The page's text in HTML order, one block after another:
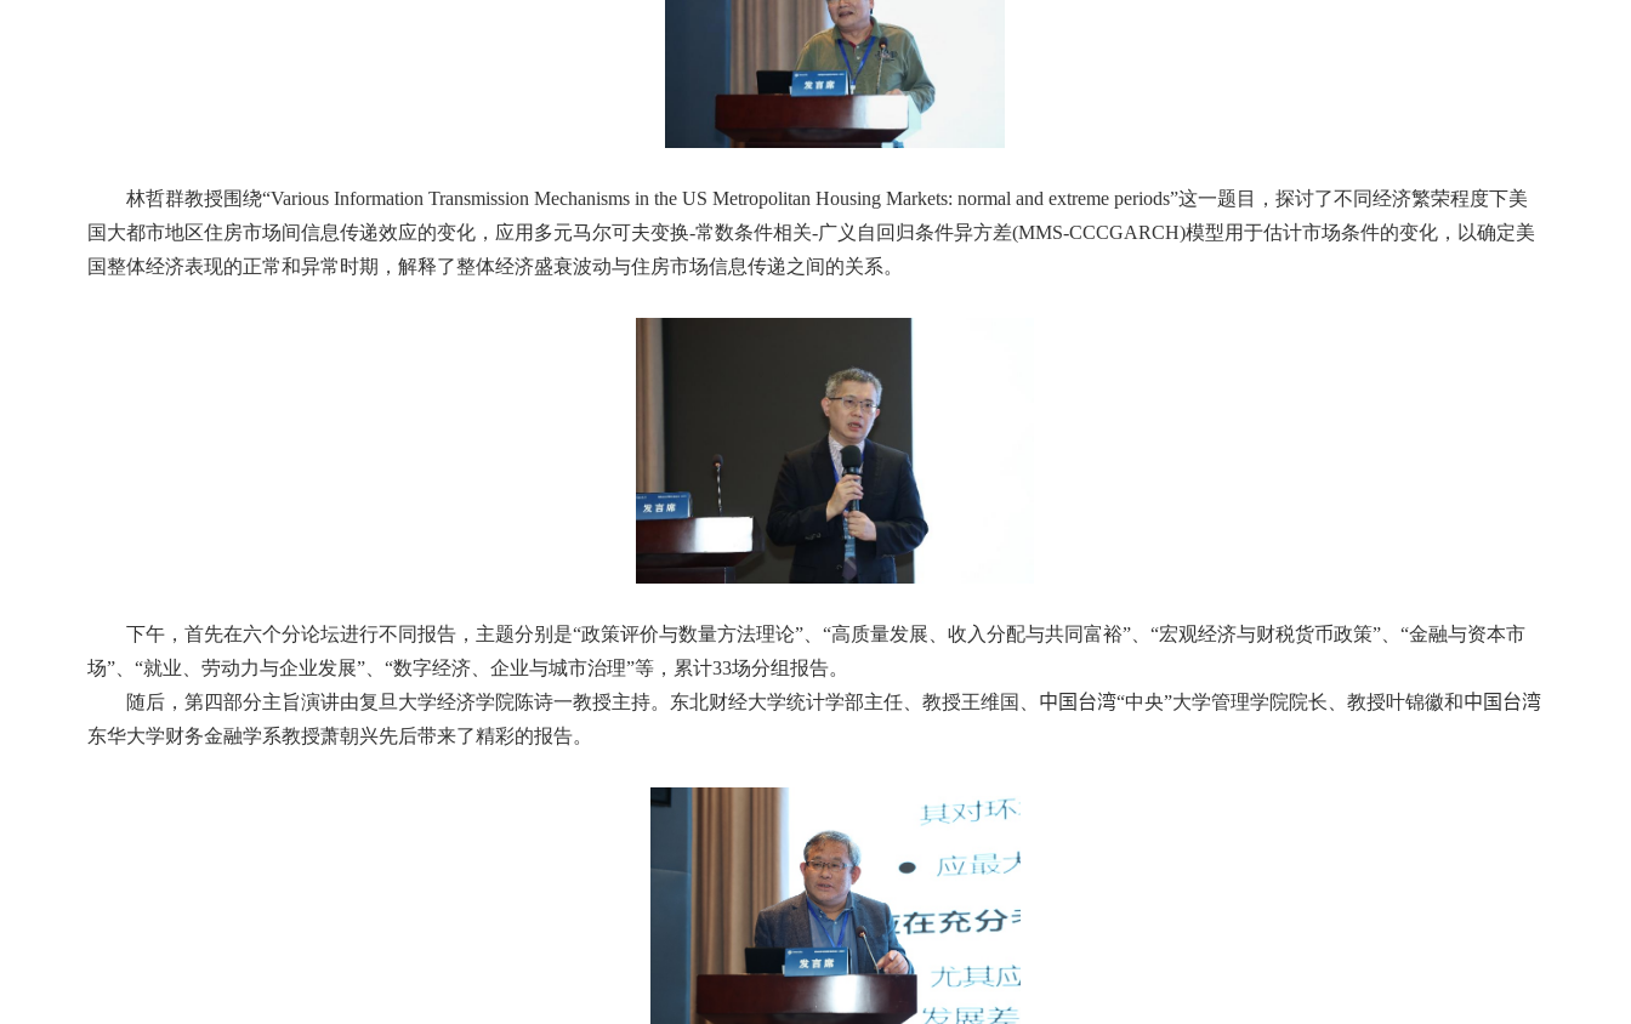
林哲群教授围绕“Various Information Transmission Mechanisms in the US Metropolitan Housing Markets: normal and extreme periods”这一题目，探讨了不同经济繁荣程度下美
国大都市地区住房市场间信息传递效应的变化，应用多元马尔可夫变换-常数条件相关-广义自回归条件异方差(MMS-CCCGARCH)模型用于估计市场条件的变化，以确定美
国整体经济表现的正常和异常时期，解释了整体经济盛衰波动与住房市场信息传递之间的关系。
下午，首先在六个分论坛进行不同报告，主题分别是“政策评价与数量方法理论”、“高质量发展、收入分配与共同富裕”、“宏观经济与财税货币政策”、“金融与资本市
场”、“就业、劳动力与企业发展”、“数字经济、企业与城市治理”等，累计33场分组报告。
随后，第四部分主旨演讲由复旦大学经济学院陈诗一教授主持。东北财经大学统计学部主任、教授王维国、 中国台湾“中央”大学管理学院院长、教授叶锦徽和中国台湾
东华大学财务金融学系教授萧朝兴先后带来了精彩的报告。